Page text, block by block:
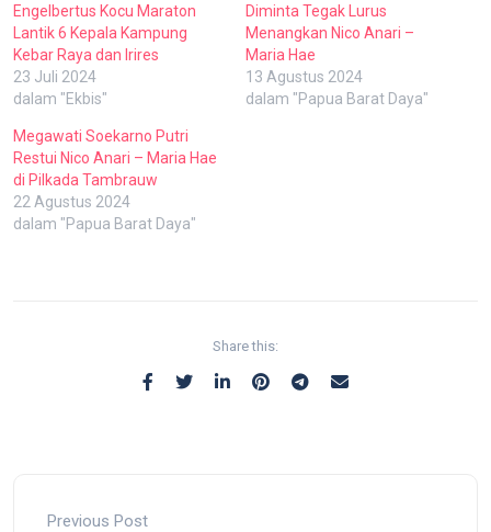
Engelbertus Kocu Maraton
Lantik 6 Kepala Kampung
Kebar Raya dan Irires
23 Juli 2024
dalam "Ekbis"
Diminta Tegak Lurus
Menangkan Nico Anari –
Maria Hae
13 Agustus 2024
dalam "Papua Barat Daya"
Megawati Soekarno Putri
Restui Nico Anari – Maria Hae
di Pilkada Tambrauw
22 Agustus 2024
dalam "Papua Barat Daya"
Share this:
Previous Post